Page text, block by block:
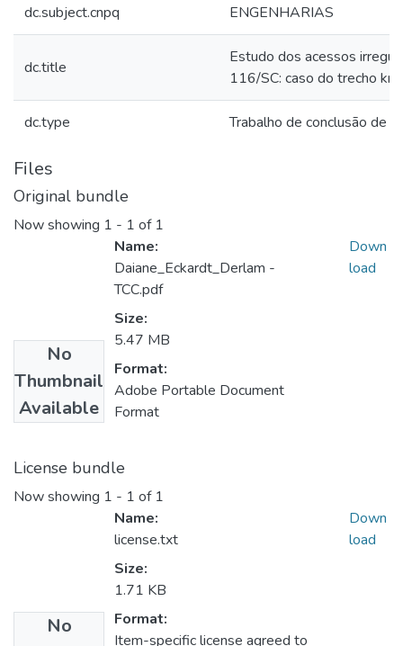
dc.subject.cnpq ENGENHARIAS
dc.title
Estudo dos acessos
116/SC: caso do trecho
dc.type Trabalho de conclusão de
Files
Original bundle
Now showing 1 - 1 of 1
No
Thumbnail
Available
Name:
Daiane_Eckardt_Derlam -
TCC.pdf
Size:
5.47 MB
Format:
Adobe Portable Document
Format
Down
load
License bundle
Now showing 1 - 1 of 1
No
Name:
license.txt
Size:
1.71 KB
Format:
Item-specific license agreed to
Down
load